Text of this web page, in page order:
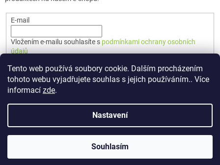
Tento web používá soubory cookie. Dalším procházením
tohoto webu vyjadřujete souhlas s jejich používáním.. Více
informací zde.
Nastavení
Souhlasím
E-mail
Vložením e-mailu souhlasíte s podmínkami ochrany osobních
údajů
PŘIHLÁSIT SE
Vytvořil Shoptet Premium
🇨🇿 TERUNKA. Všechna práva vyhrazena.